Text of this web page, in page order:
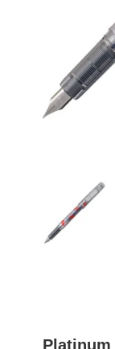
Platinum